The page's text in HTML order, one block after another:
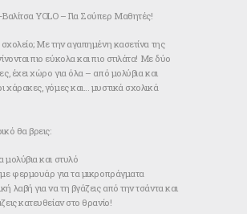
YOLO – Για Σούπερ Μαθητές!
σχολείο; Με την αγαπημένη κασετίνα της
πιο εύκολα και πιο στιλάτα! Με δύο
έχει χώρο για όλα – από μολύβια και
χάρακες, γόμες και… μυστικά σχολικά
θα βρεις:
μολύβια και στυλό
με φερμουάρ για τα μικροπράγματα
λαβή για να τη βγάζεις από την τσάντα και
κατευθείαν στο θρανίο!